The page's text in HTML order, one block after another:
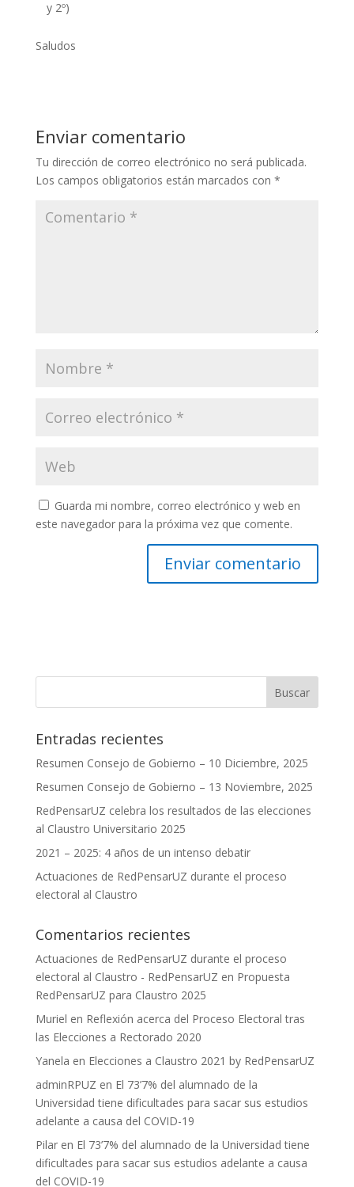
y 2º)
Saludos
Enviar comentario
Tu dirección de correo electrónico no será publicada.
Los campos obligatorios están marcados con *
Guarda mi nombre, correo electrónico y web en
este navegador para la próxima vez que comente.
Entradas recientes
Resumen Consejo de Gobierno – 10 Diciembre, 2025
Resumen Consejo de Gobierno – 13 Noviembre, 2025
RedPensarUZ celebra los resultados de las elecciones
al Claustro Universitario 2025
2021 – 2025: 4 años de un intenso debatir
Actuaciones de RedPensarUZ durante el proceso
electoral al Claustro
Comentarios recientes
Actuaciones de RedPensarUZ durante el proceso
electoral al Claustro - RedPensarUZ en Propuesta
RedPensarUZ para Claustro 2025
Muriel en Reflexión acerca del Proceso Electoral tras
las Elecciones a Rectorado 2020
Yanela en Elecciones a Claustro 2021 by RedPensarUZ
adminRPUZ en El 73’7% del alumnado de la
Universidad tiene dificultades para sacar sus estudios
adelante a causa del COVID-19
Pilaren El 73’7% del alumnado de la Universidad tiene
dificultades para sacar sus estudios adelante a causa
del COVID-19